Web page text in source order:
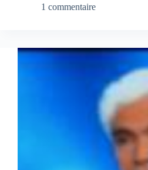
1 commentaire